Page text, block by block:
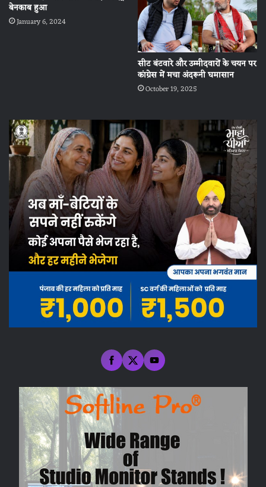
बेनकाब हुआ
January 6, 2024
सीट बंटवारे और उम्मीदवारों के चयन पर
कांग्रेस में मचा अंदरूनी घमासान
October 19, 2025